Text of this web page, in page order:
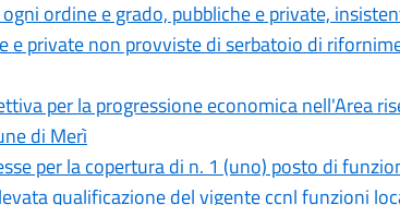
ordine e grado, pubbliche e private,
e private non provviste di serbatoio di
per la progressione economica nell'Area
di Merì
per la copertura di n. 1 (uno) posto di
qualificazione del vigente ccnl funzioni